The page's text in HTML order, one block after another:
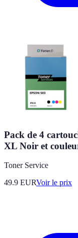
Pack de 4
XL Noir et
Toner Service
49.9 EURVoir le prix